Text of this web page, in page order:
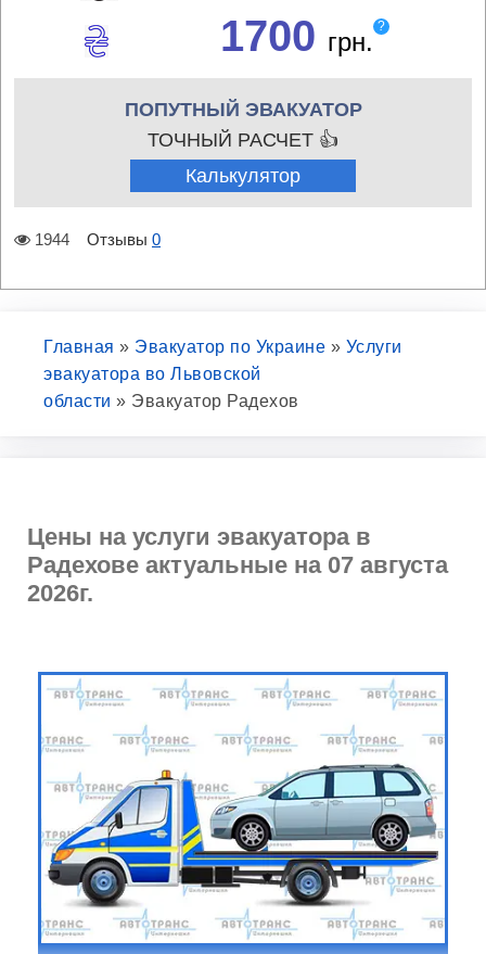
1700 грн.
?
ПОПУТНЫЙ ЭВАКУАТОР
ТОЧНЫЙ РАСЧЕТ 👍
Калькулятор
1944 Отзывы 0
Главная » Эвакуатор по Украине » Услуги
эвакуатора во Львовской
области » Эвакуатор Радехов
Цены на услуги эвакуатора в
Радехове актуальные на 07 августа
2026г.